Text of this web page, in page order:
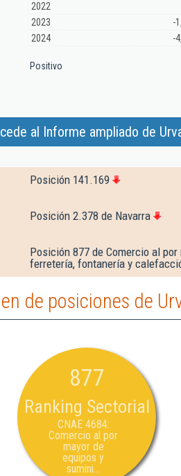
2022
2023
-
2024
-
Positivo
al Informe ampliado de
Posición 141.169
Posición 2.378 de Navarra
Posición 877 de Comercio al
ferretería, fontanería y
de posiciones de
877
Ranking Sectorial
CNAE 4684:
Comercio al por
mayor de
equipos y
sumini...